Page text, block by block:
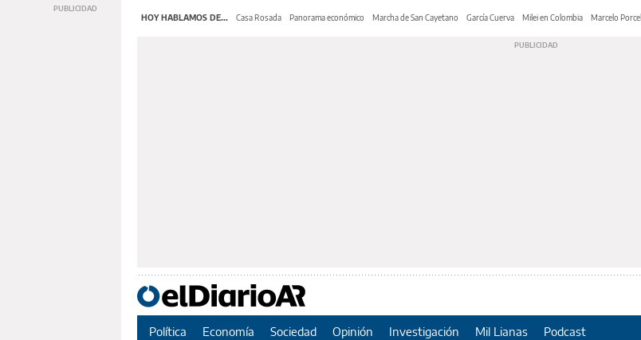
HOY HABLAMOS DE... Casa Rosada Panorama económico Marcha de San Cayetano García Cuerva Milei en Colombia Marcelo Porcel
Política Economía Sociedad Opinión Investigación Mil Lianas Podcast